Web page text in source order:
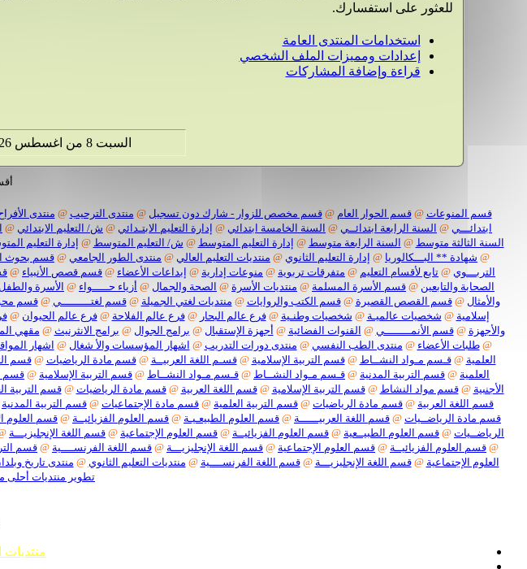
للعثور على استفسارك.
استخدامات المنتدى العامة
إعدادات ومميزات الملف الشخصي
قراءة وإضافة المشاركات
السبت 8 من اغسطس 2026 , الساعة الان 01:39:10 مساءً.
قسم المنوعات @قسم الحوار العام @قسم مخصص للزوار - شارك دون تسجيل @ منتدى الترحيب @ منتدى
ابتدائـــي @ السنة الرابعة ابتدائــي @ السنة الخامسة ابتدائي @ إدارة التعليم الابتـدائي @ ش/ التعليم الابتدائي @
السنة الثالثة متوسط @ السنة الرابعة متوسط @ إدارة التعليم المتوسط @ ش/ التعليم المتوسط @ إدارة التعليم
@ شهادة ** البـــكالوريا @ إدارة التعليم الثانوي @ منتديات التعليم العالي @ منتدى الطور الجامعي @ قسم بحوث
التربـــوي @ تابع لأقسام التعليم @ متفرقات تربوية @ منوعات إدارية @ إبداعات الأعضاء @ قسم قصص الأنبياء @
الصحابة والتابعين @ قسم الأسرة المسلمة @ منتديات الأسرة @ الصحة والجمال @ أزياء حـــــواء @ الأسرة والطفل
والأمثال @قسم القصص القصيرة @قسم الكتب والروايات @ منتديات لغتي الجميلة @قسم لغتـــــــــي @قسم محو
إسلامية @ شخصيات عالميـة @ شخصيات وطنـية @فرع عالم البحار @فرع عالم الفلاحة @فرع عالم الحيوان @
والأجهزة @قسم الأنمــــــــي @ القنوات الفضائية @ أجهزة الإستقبال @ برامج الجوال @ برامج الانثرنيث @ مقهي
@طلبات الأعضاء @ منتدى الطب النفسي @ منتدى دورات التدريب @ اشهار المؤسسات والأ شغال @ اشهار
العلمية @قـسم مـواد النشــاط @قسم التربية الإسلامية @قسـم اللغة العربيــة @قسم مادة الرياضيات @قسم
العلمية @ قسم التربية المدنية @ قـسم مـواد النشــاط @ قـسم مـواد النشــاط @ قسم التربية الإسلامية @ قسم
الأجنبية @قسم مواد النشاط @قسم التربية الإسلامية @قسم اللغة العربية @قسم مادة الرياضيات @قسم التربية
قسم اللغة العربية @ قسم مادة الرياضيات @ قسم التربية العلمية @ قسم مادة الإجتماعيات @ قسم التربية المدنية
قسم مادة الرياضــيات @ قسم اللغة العربيــــــة @ قسم العلوم الطبيعـيـة @ قسم العلوم الفزيائيــة @قسم العلوم
الرياضــيات @ قسم العلوم الطبيــعية @ قسم العلوم الفزيائيــة @ قسم العلوم الإجتماعية @ قسم اللغة الإنجليزيـــة
@ قسم العلوم الفزيائيــة @ قسم العلوم الإجتماعية @ قسم اللغة الإنجليزيـــة @ قسم اللغة الفرنســــية @ قسم
العلوم الإجتماعية @قسم اللغة الإنجليزيـــة @قسم اللغة الفرنســــية @ منتديات التعليم الثانوي @ منتدى تاريخ
تطوير منتديات أحلى
منتديات